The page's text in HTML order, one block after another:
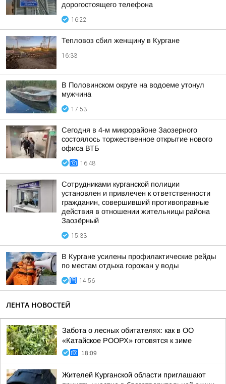
дорогостоящего телефона
16:22
Тепловоз сбил женщину в Кургане
16:33
В Половинском округе на водоеме утонул
мужчина
17:53
Сегодня в 4-м микрорайоне Заозерного
состоялось торжественное открытие нового
офиса ВТБ
16:48
Сотрудниками курганской полиции
установлен и привлечен к ответственности
гражданин, совершивший противоправные
действия в отношении жительницы района
Заозёрный
15:33
В Кургане усилены профилактические рейды
по местам отдыха горожан у воды
14:56
ЛЕНТА НОВОСТЕЙ
Забота о лесных обитателях: как в ОО
«Катайское РООРХ» готовятся к зиме
18:09
Жителей Курганской области приглашают